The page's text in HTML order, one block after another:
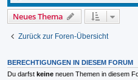
Neues Thema
Zurück zur Foren-Übersicht
BERECHTIGUNGEN IN DIESEM FORUM
Du darfst keine neuen Themen in diesem